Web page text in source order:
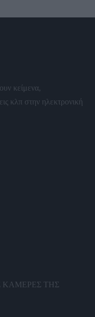
κείμενα,
κλπ στην ηλεκτρονική
ΚΑΜΕΡΕΣ ΤΗΣ